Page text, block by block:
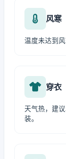
风寒
温度未达到
穿衣
天气热，建
装。